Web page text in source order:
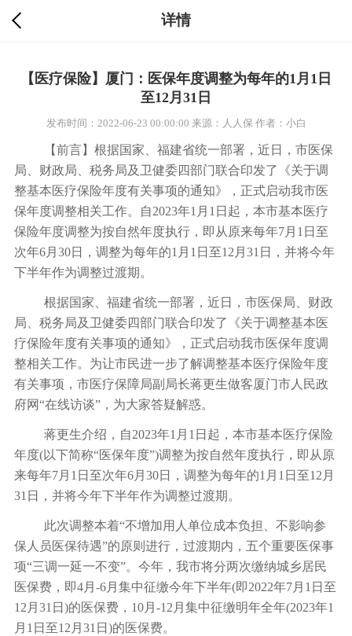
详情
【医疗保险】厦门：医保年度调整为每年的1月1日
至12月31日
发布时间：2022-06-23 00:00:00 来源：人人保 作者：小白
【前言】根据国家、福建省统一部署，近日，市医保
局、财政局、税务局及卫健委四部门联合印发了《关于调
整基本医疗保险年度有关事项的通知》，正式启动我市医
保年度调整相关工作。自2023年1月1日起，本市基本医疗
保险年度调整为按自然年度执行，即从原来每年7月1日至
次年6月30日，调整为每年的1月1日至12月31日，并将今年
下半年作为调整过渡期。
根据国家、福建省统一部署，近日，市医保局、财政
局、税务局及卫健委四部门联合印发了《关于调整基本医
疗保险年度有关事项的通知》，正式启动我市医保年度调
整相关工作。为让市民进一步了解调整基本医疗保险年度
有关事项，市医疗保障局副局长蒋更生做客厦门市人民政
府网“在线访谈”，为大家答疑解惑。
蒋更生介绍，自2023年1月1日起，本市基本医疗保险
年度(以下简称“医保年度”)调整为按自然年度执行，即从原
来每年7月1日至次年6月30日，调整为每年的1月1日至12月
31日，并将今年下半年作为调整过渡期。
此次调整本着“不增加用人单位成本负担、不影响参
保人员医保待遇”的原则进行，过渡期内，五个重要医保事
项“三调一延一不变”。今年，我市将分两次缴纳城乡居民
医保费，即4月-6月集中征缴今年下半年(即2022年7月1日至
12月31日)的医保费，10月-12月集中征缴明年全年(2023年1
月1日至12月31日)的医保费。